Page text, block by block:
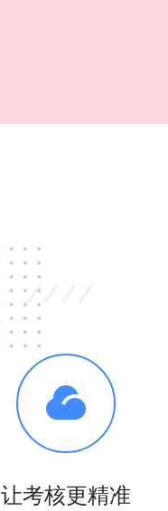
让考核更精准